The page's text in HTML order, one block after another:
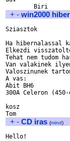
+ - win2000
Sziasztok
Ha hibernalassal
Elkezdi
Tehat nem tudom
Van valakinek
Valoszinunek
A vas:
Abit BH6
300A Celeron (450-
kosz
+ - CD iras (mind)
Hello!